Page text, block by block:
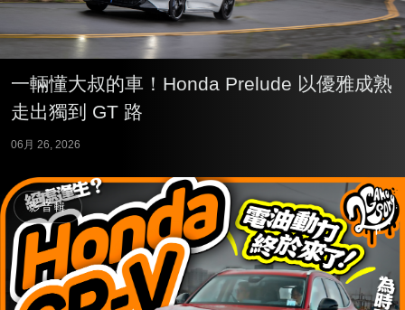
一輛懂大叔的車！Honda Prelude 以優雅成熟
走出獨到 GT 路
06月 26, 2026
影音輯